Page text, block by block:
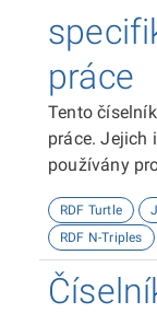
práce
Tento
práce. Jejich
používány
RDF Turtle
RDF N-Triples